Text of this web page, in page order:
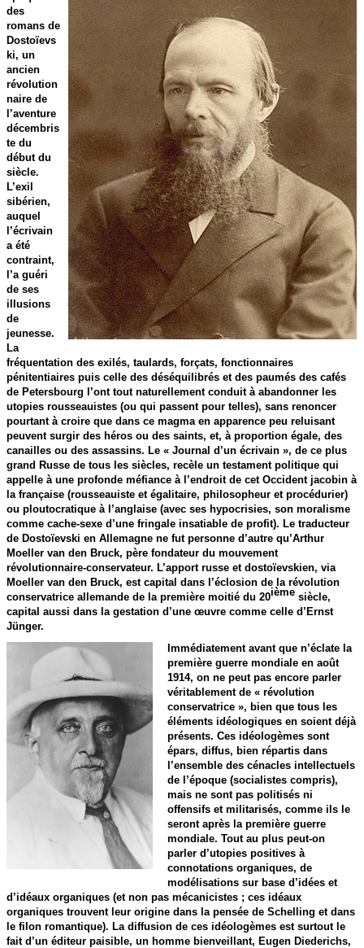
des
romans de
Dostoïevs
ki, un
ancien
révolution
naire de
l’aventure
décembris
te du
début du
siècle.
L’exil
sibérien,
auquel
l’écrivain
a été
contraint,
l’a guéri
de ses
illusions
de
jeunesse.
La
fréquentation des exilés, taulards, forçats, fonctionnaires
pénitentiaires puis celle des déséquilibrés et des paumés des cafés
de Petersbourg l’ont tout naturellement conduit à abandonner les
utopies rousseauistes (ou qui passent pour telles), sans renoncer
pourtant à croire que dans ce magma en apparence peu reluisant
peuvent surgir des héros ou des saints, et, à proportion égale, des
canailles ou des assassins. Le « Journal d’un écrivain », de ce plus
grand Russe de tous les siècles, recèle un testament politique qui
appelle à une profonde méfiance à l’endroit de cet Occident jacobin à
la française (rousseauiste et égalitaire, philosopheur et procédurier)
ou ploutocratique à l’anglaise (avec ses hypocrisies, son moralisme
comme cache-sexe d’une fringale insatiable de profit). Le traducteur
de Dostoïevski en Allemagne ne fut personne d’autre qu’Arthur
Moeller van den Bruck, père fondateur du mouvement
révolutionnaire-conservateur. L’apport russe et dostoïevskien, via
Moeller van den Bruck, est capital dans l’éclosion de la révolution
conservatrice allemande de la première moitié du 20ième siècle,
capital aussi dans la gestation d’une œuvre comme celle d’Ernst
Jünger.
Immédiatement avant que n’éclate la
première guerre mondiale en août
1914, on ne peut pas encore parler
véritablement de « révolution
conservatrice », bien que tous les
éléments idéologiques en soient déjà
présents. Ces idéologèmes sont
épars, diffus, bien répartis dans
l’ensemble des cénacles intellectuels
de l’époque (socialistes compris),
mais ne sont pas politisés ni
offensifs et militarisés, comme ils le
seront après la première guerre
mondiale. Tout au plus peut-on
parler d’utopies positives à
connotations organiques, de
modélisations sur base d’idées et
d’idéaux organiques (et non pas mécanicistes ; ces idéaux
organiques trouvent leur origine dans la pensée de Schelling et dans
le filon romantique). La diffusion de ces idéologèmes est surtout le
fait d’un éditeur paisible, un homme bienveillant, Eugen Diederichs,